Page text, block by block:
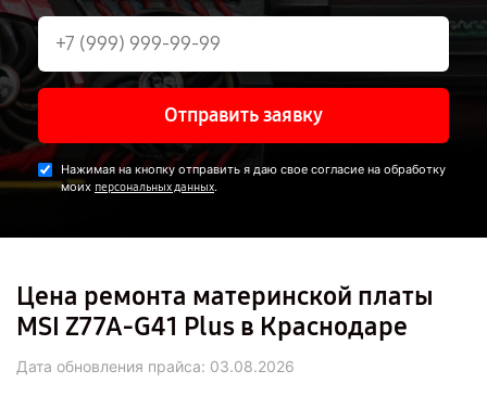
Отправить заявку
Нажимая на кнопку отправить я даю свое согласие на обработку
моих персональных данных.
Цена ремонта материнской платы
MSI Z77A-G41 Plus в Краснодаре
Дата обновления прайса: 03.08.2026